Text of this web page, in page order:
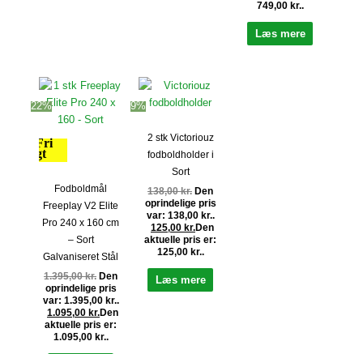
749,00 kr..
Læs mere
22%
Fri
fragt
Fodboldmål
Freeplay V2 Elite
Pro 240 x 160 cm
– Sort
Galvaniseret Stål
1.395,00kr. Den
oprindelige pris
var: 1.395,00 kr..
1.095,00 kr.Den
aktuelle pris er:
1.095,00 kr..
9%
2 stk Victoriouz
fodboldholder i
Sort
138,00kr. Den
oprindelige pris
var: 138,00 kr..
125,00 kr.Den
aktuelle pris er:
125,00 kr..
Læs mere